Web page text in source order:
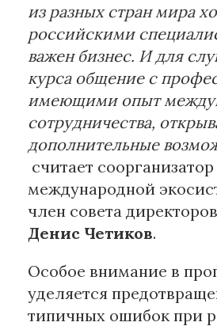
из разных стран мира
российскими
важен бизнес. И для
курса общение с
имеющими опыт
сотрудничества,
дополнительные
считает
международной
член совета
Денис Четиков.
Особое внимание в
уделяется
типичных ошибок при